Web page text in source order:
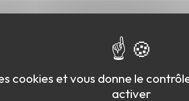
cookies et vous donne le
activer